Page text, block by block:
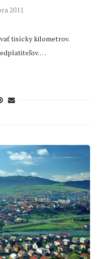
2011
tisícky kilometrov.
…